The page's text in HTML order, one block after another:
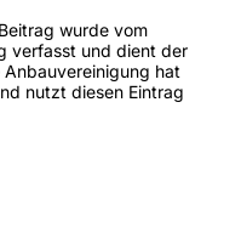
wurde vom
verfasst und dient der
hat
nutzt diesen Eintrag